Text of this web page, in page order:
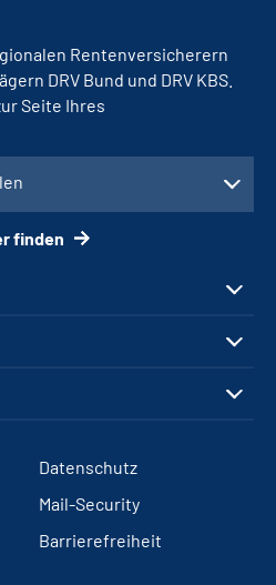
Rentenversicherern
DRV Bund und DRV KBS.
Seite Ihres
finden
Datenschutz
Mail-Security
Barrierefreiheit